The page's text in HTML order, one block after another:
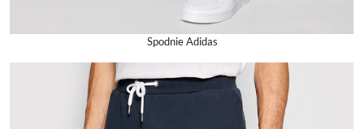
Spodnie Adidas